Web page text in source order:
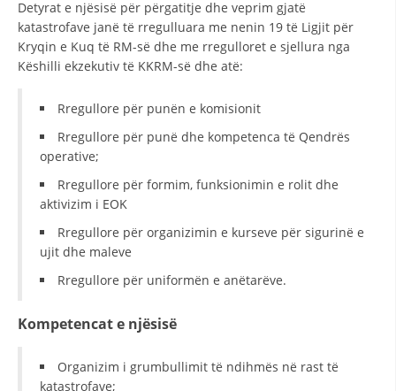
DORACAKË
STRATEGJI
PRESENTATIONS
Detyrat e njësisë për përgatitje dhe veprim gjatë
katastrofave janë të rregulluara me nenin 19 të Ligjit për
Kryqin e Kuq të RM-së dhe me rregulloret e sjellura nga
Këshilli ekzekutiv të KKRM-së dhe atë:
Rregullore për punën e komisionit
Rregullore për punë dhe kompetenca të Qendrës
operative;
Rregullore për formim, funksionimin e rolit dhe
aktivizim i EOK
Rregullore për organizimin e kurseve për sigurinë e
ujit dhe maleve
Rregullore për uniformën e anëtarëve.
Kompetencat e njësisë
Organizim i grumbullimit të ndihmës në rast të
katastrofave;